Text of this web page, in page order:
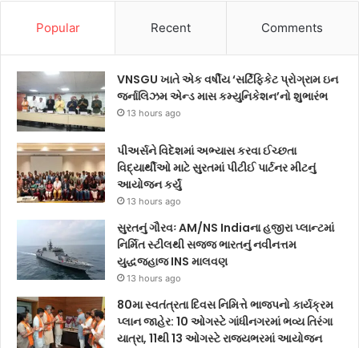
Popular Recent Comments
VNSGU ખાતે એક વર્ષીય ‘સર્ટિફિકેટ પ્રોગ્રામ ઇન
જર્નાલિઝમ એન્ડ માસ કમ્યુનિકેશન’નો શુભારંભ
13 hours ago
પીઅર્સને વિદેશમાં અભ્યાસ કરવા ઈચ્છતા
વિદ્યાર્થીઓ માટે સુરતમાં પીટીઈ પાર્ટનર મીટનું
આયોજન કર્યું
13 hours ago
સુરતનું ગૌરવઃ AM/NS Indiaના હજીરા પ્લાન્ટમાં
નિર્મિત સ્ટીલથી સજ્જ ભારતનું નવીનત્તમ
યુદ્ધજહાજ INS માલવણ
13 hours ago
80મા સ્વતંત્રતા દિવસ નિમિત્તે ભાજપનો કાર્યક્રમ
પ્લાન જાહેર: 10 ઓગસ્ટે ગાંધીનગરમાં ભવ્ય તિરંગા
યાત્રા, 11થી 13 ઓગસ્ટે રાજ્યભરમાં આયોજન